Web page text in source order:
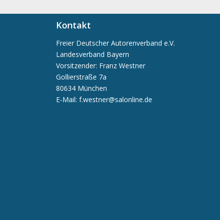
Kontakt
Freier Deutscher Autorenverband e.V.
Landesverband Bayern
Vorsitzender: Franz Westner
Gollierstraße 7a
80634 München
E-Mail: f.westner@salonline.de